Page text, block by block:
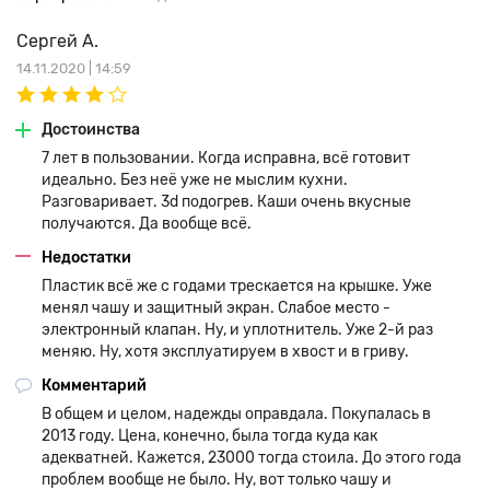
Сергей А.
14.11.2020 | 14:59
Достоинства
7 лет в пользовании. Когда исправна, всё готовит
идеально. Без неё уже не мыслим кухни.
Разговаривает. 3d подогрев. Каши очень вкусные
получаются. Да вообще всё.
Недостатки
Пластик всё же с годами трескается на крышке. Уже
менял чашу и защитный экран. Слабое место -
электронный клапан. Ну, и уплотнитель. Уже 2-й раз
меняю. Ну, хотя эксплуатируем в хвост и в гриву.
Комментарий
В общем и целом, надежды оправдала. Покупалась в
2013 году. Цена, конечно, была тогда куда как
адекватней. Кажется, 23000 тогда стоила. До этого года
проблем вообще не было. Ну, вот только чашу и